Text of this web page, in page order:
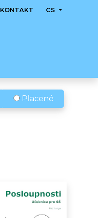
KONTAKT CS
Placené